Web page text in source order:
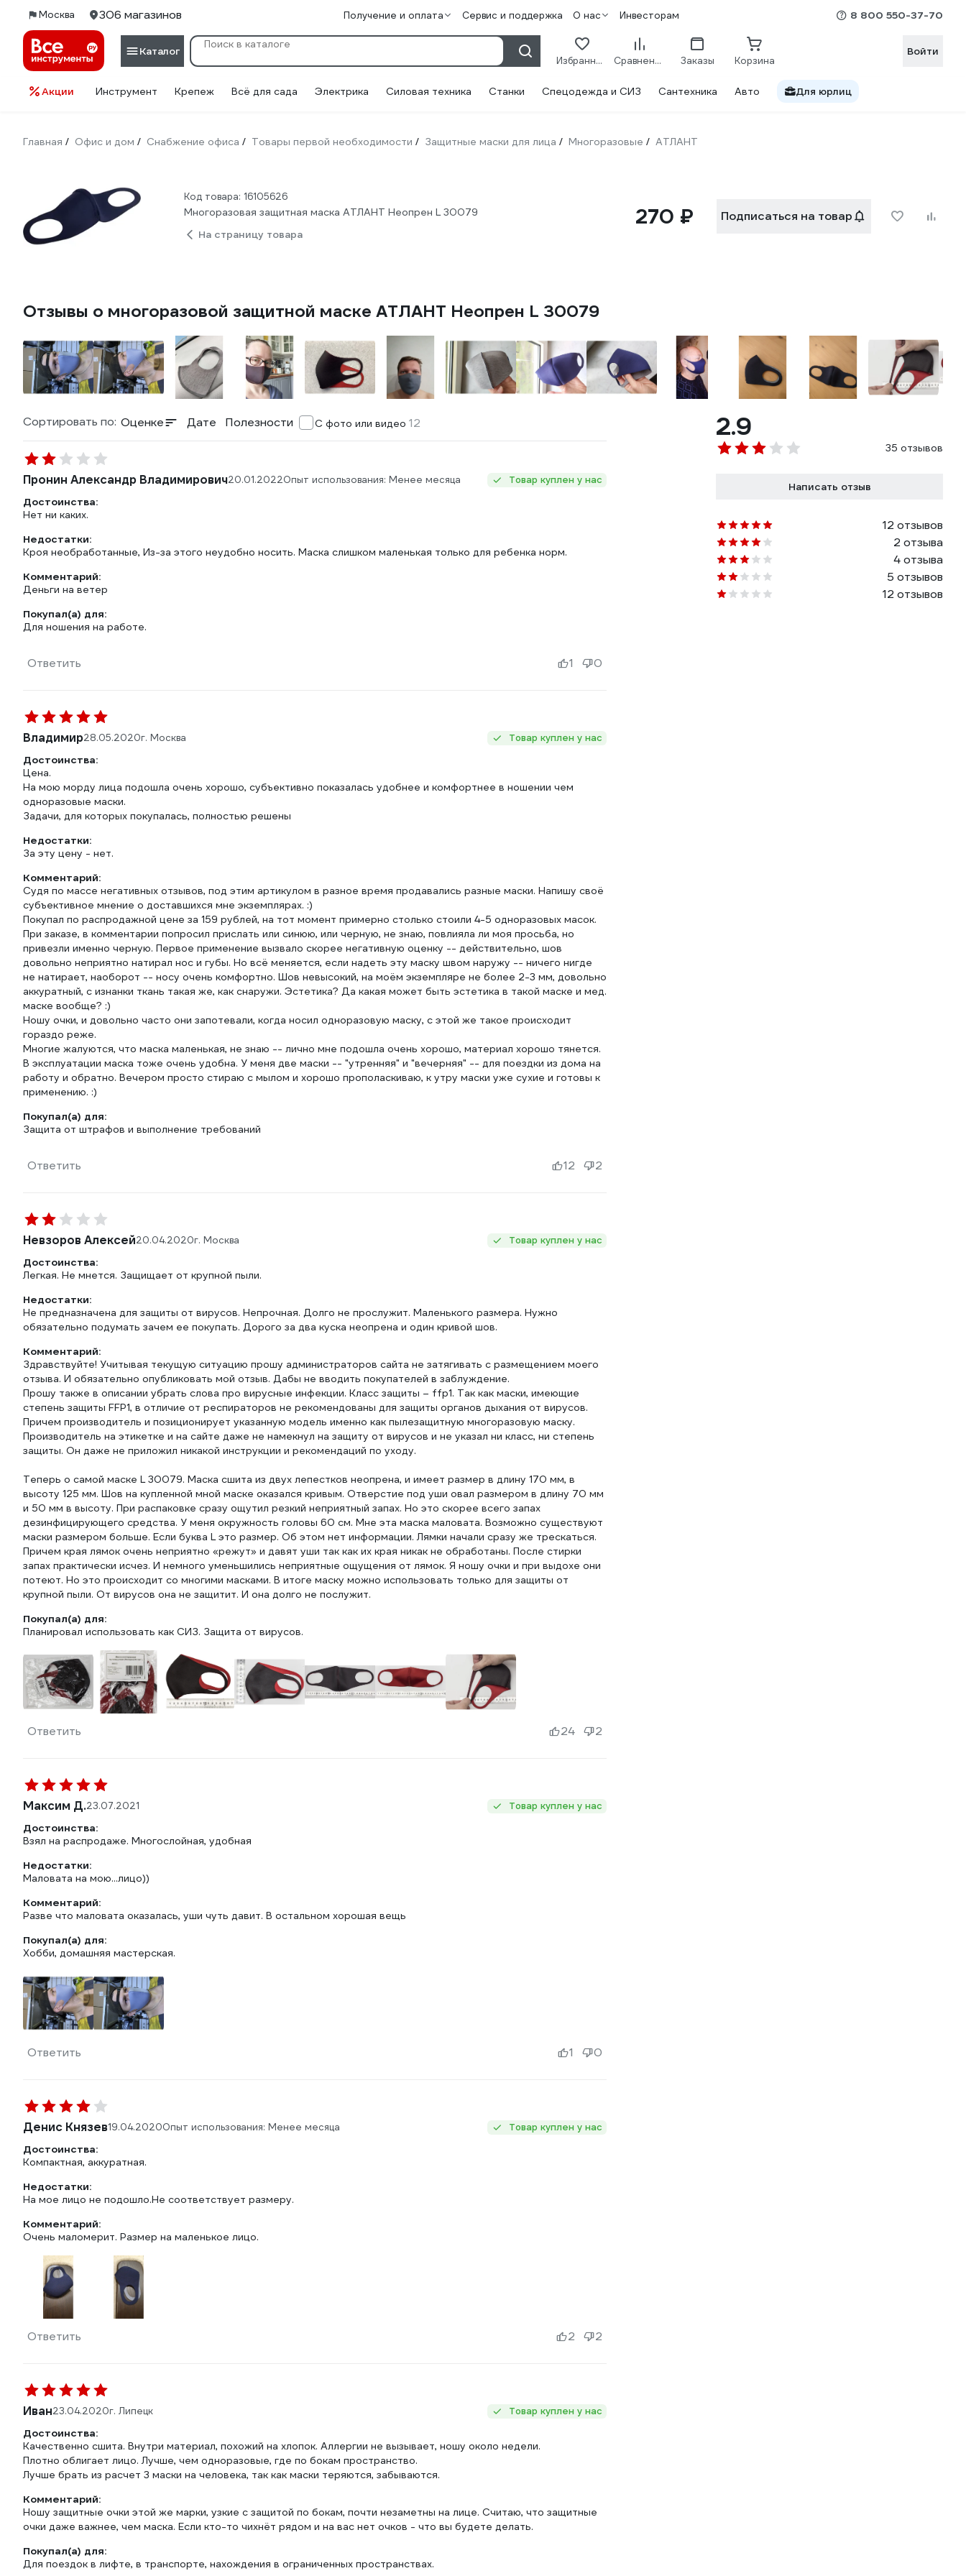
Москва 306 магазинов Получение и оплата Сервис и поддержка О нас Инвесторам 8 800 550-37-70
Каталог
Избранное Сравнение Заказы Корзина
Войти
Акции Инструмент Крепеж Всё для сада Электрика Силовая техника Станки Спецодежда и СИЗ Сантехника Авто Для юрлиц
Главная / Офис и дом / Снабжение офиса / Товары первой необходимости / Защитные маски для лица / Многоразовые / АТЛАНТ
Код товара: 16105626
Многоразовая защитная маска АТЛАНТ Неопрен L 30079
На страницу товара
270 ₽ Подписаться на товар
Отзывы о многоразовой защитной маске АТЛАНТ Неопрен L 30079
Сортировать по: Оценке Дате Полезности С фото или видео 12
Пронин Александр Владимирович20.01.2022Опыт использования: Менее месяца Товар куплен у нас
Достоинства:
Нет ни каких.
Недостатки:
Кроя необработанные, Из-за этого неудобно носить. Маска слишком маленькая только для ребенка норм.
Комментарий:
Деньги на ветер
Покупал(а) для:
Для ношения на работе.
Ответить 1 0
Владимир28.05.2020г. Москва Товар куплен у нас
Достоинства:
Цена.
На мою морду лица подошла очень хорошо, субъективно показалась удобнее и комфортнее в ношении чем
одноразовые маски.
Задачи, для которых покупалась, полностью решены
Недостатки:
За эту цену - нет.
Комментарий:
Судя по массе негативных отзывов, под этим артикулом в разное время продавались разные маски. Напишу своё
субъективное мнение о доставшихся мне экземплярах. :)
Покупал по распродажной цене за 159 рублей, на тот момент примерно столько стоили 4-5 одноразовых масок.
При заказе, в комментарии попросил прислать или синюю, или черную, не знаю, повлияла ли моя просьба, но
привезли именно черную. Первое применение вызвало скорее негативную оценку -- действительно, шов
довольно неприятно натирал нос и губы. Но всё меняется, если надеть эту маску швом наружу -- ничего нигде
не натирает, наоборот -- носу очень комфортно. Шов невысокий, на моём экземпляре не более 2-3 мм, довольно
аккуратный, с изнанки ткань такая же, как снаружи. Эстетика? Да какая может быть эстетика в такой маске и мед.
маске вообще? :)
Ношу очки, и довольно часто они запотевали, когда носил одноразовую маску, с этой же такое происходит
гораздо реже.
Многие жалуются, что маска маленькая, не знаю -- лично мне подошла очень хорошо, материал хорошо тянется.
В эксплуатации маска тоже очень удобна. У меня две маски -- "утренняя" и "вечерняя" -- для поездки из дома на
работу и обратно. Вечером просто стираю с мылом и хорошо прополаскиваю, к утру маски уже сухие и готовы к
применению. :)
Покупал(а) для:
Защита от штрафов и выполнение требований
Ответить 12 2
Невзоров Алексей20.04.2020г. Москва Товар куплен у нас
Достоинства:
Легкая. Не мнется. Защищает от крупной пыли.
Недостатки:
Не предназначена для защиты от вирусов. Непрочная. Долго не прослужит. Маленького размера. Нужно
обязательно подумать зачем ее покупать. Дорого за два куска неопрена и один кривой шов.
Комментарий:
Здравствуйте! Учитывая текущую ситуацию прошу администраторов сайта не затягивать с размещением моего
отзыва. И обязательно опубликовать мой отзыв. Дабы не вводить покупателей в заблуждение.
Прошу также в описании убрать слова про вирусные инфекции. Класс защиты – ffp1. Так как маски, имеющие
степень защиты FFP1, в отличие от респираторов не рекомендованы для защиты органов дыхания от вирусов.
Причем производитель и позиционирует указанную модель именно как пылезащитную многоразовую маску.
Производитель на этикетке и на сайте даже не намекнул на защиту от вирусов и не указал ни класс, ни степень
защиты. Он даже не приложил никакой инструкции и рекомендаций по уходу.
Теперь о самой маске L 30079. Маска сшита из двух лепестков неопрена, и имеет размер в длину 170 мм, в
высоту 125 мм. Шов на купленной мной маске оказался кривым. Отверстие под уши овал размером в длину 70 мм
и 50 мм в высоту. При распаковке сразу ощутил резкий неприятный запах. Но это скорее всего запах
дезинфицирующего средства. У меня окружность головы 60 см. Мне эта маска маловата. Возможно существуют
маски размером больше. Если буква L это размер. Об этом нет информации. Лямки начали сразу же трескаться.
Причем края лямок очень неприятно «режут» и давят уши так как их края никак не обработаны. После стирки
запах практически исчез. И немного уменьшились неприятные ощущения от лямок. Я ношу очки и при выдохе они
потеют. Но это происходит со многими масками. В итоге маску можно использовать только для защиты от
крупной пыли. От вирусов она не защитит. И она долго не послужит.
Покупал(а) для:
Планировал использовать как СИЗ. Защита от вирусов.
Ответить 24 2
Максим Д.23.07.2021 Товар куплен у нас
Достоинства:
Взял на распродаже. Многослойная, удобная
Недостатки:
Маловата на мою...лицо))
Комментарий:
Разве что маловата оказалась, уши чуть давит. В остальном хорошая вещь
Покупал(а) для:
Хобби, домашняя мастерская.
Ответить 1 0
Денис Князев19.04.2020Опыт использования: Менее месяца Товар куплен у нас
Достоинства:
Компактная, аккуратная.
Недостатки:
На мое лицо не подошло.Не соответствует размеру.
Комментарий:
Очень маломерит. Размер на маленькое лицо.
Ответить 2 2
Иван23.04.2020г. Липецк Товар куплен у нас
Достоинства:
Качественно сшита. Внутри материал, похожий на хлопок. Аллергии не вызывает, ношу около недели.
Плотно облигает лицо. Лучше, чем одноразовые, где по бокам пространство.
Лучше брать из расчет 3 маски на человека, так как маски теряются, забываются.
Комментарий:
Ношу защитные очки этой же марки, узкие с защитой по бокам, почти незаметны на лице. Считаю, что защитные
очки даже важнее, чем маска. Если кто-то чихнёт рядом и на вас нет очков - что вы будете делать.
Покупал(а) для:
Для поездок в лифте, в транспорте, нахождения в ограниченных пространствах.
2.9
35 отзывов
Написать отзыв
12 отзывов
2 отзыва
4 отзыва
5 отзывов
12 отзывов